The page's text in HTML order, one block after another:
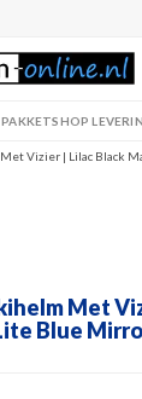
Vizier | Lilac Black
Met
Blue